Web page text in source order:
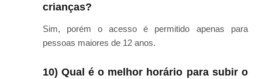
crianças?
Sim, porém o acesso é permitido apenas para
pessoas maiores de 12 anos.
10) Qual é o melhor horário para subir o